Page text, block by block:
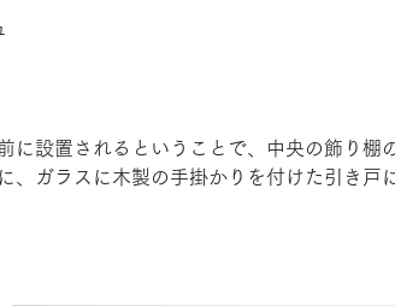
に設置されるということで、中央の飾り棚
、ガラスに木製の手掛かりを付けた引き戸